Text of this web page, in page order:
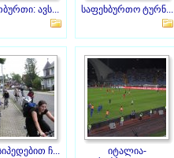
ავს... საფეხბურთო ტურნ...
ჩ...
იტალია-